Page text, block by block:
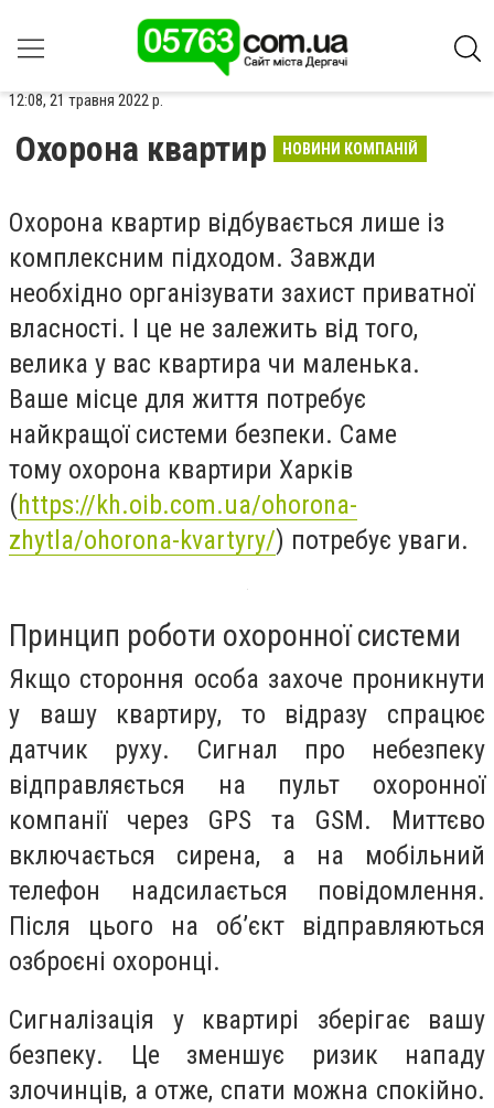
12:08, 21 травня 2022 р.
Охорона квартир НОВИНИ КОМПАНІЙ
Охорона квартир відбувається лише із
комплексним підходом. Завжди
необхідно організувати захист приватної
власності. І це не залежить від того,
велика у вас квартира чи маленька.
Ваше місце для життя потребує
найкращої системи безпеки. Саме
тому охорона квартири Харків
(https://kh.oib.com.ua/ohorona-
zhytla/ohorona-kvartyry/) потребує уваги.
Принцип роботи охоронної системи
Якщо стороння особа захоче проникнути
у вашу квартиру, то відразу спрацює
датчик руху. Сигнал про небезпеку
відправляється на пульт охоронної
компанії через GPS та GSM. Миттєво
включається сирена, а на мобільний
телефон надсилається повідомлення.
Після цього на об’єкт відправляються
озброєні охоронці.
Сигналізація у квартирі зберігає вашу
безпеку. Це зменшує ризик нападу
злочинців, а отже, спати можна спокійно.